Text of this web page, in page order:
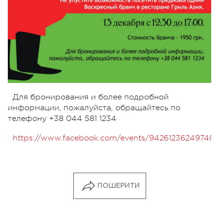
Для бронирования и более подробной
информации, пожалуйста, обращайтесь по
телефону +38 044 581 1234
https://www.facebook.com/events/
ПОШЕРИТИ